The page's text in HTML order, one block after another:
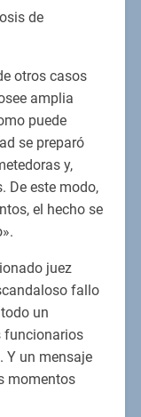
de
otros casos
amplia
puede
se preparó
y,
De este modo,
el hecho se
juez
fallo
un
funcionarios
Y un mensaje
momentos